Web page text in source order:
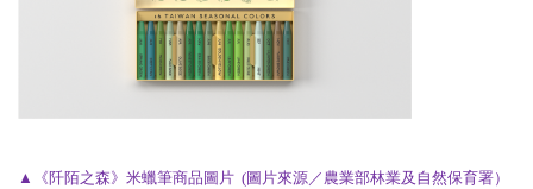
▲ 《阡陌之森》米蠟筆商品圖片 (圖片來源／農業部林業及自然保育署）